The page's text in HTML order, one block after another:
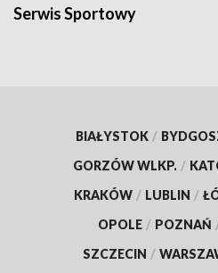
Serwis Sportowy
BIAŁYSTOK /
GORZÓW WLKP. /
KRAKÓW / LUBLIN /
OPOLE / POZNAŃ
SZCZECIN /